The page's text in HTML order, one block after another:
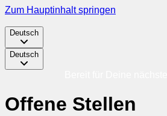
Zum Hauptinhalt springen
Deutsch
Deutsch
Offene Stellen